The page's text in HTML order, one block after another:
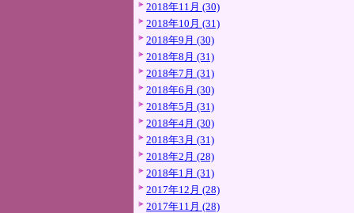
2018年11月 (30)
2018年10月 (31)
2018年9月 (30)
2018年8月 (31)
2018年7月 (31)
2018年6月 (30)
2018年5月 (31)
2018年4月 (30)
2018年3月 (31)
2018年2月 (28)
2018年1月 (31)
2017年12月 (28)
2017年11月 (28)